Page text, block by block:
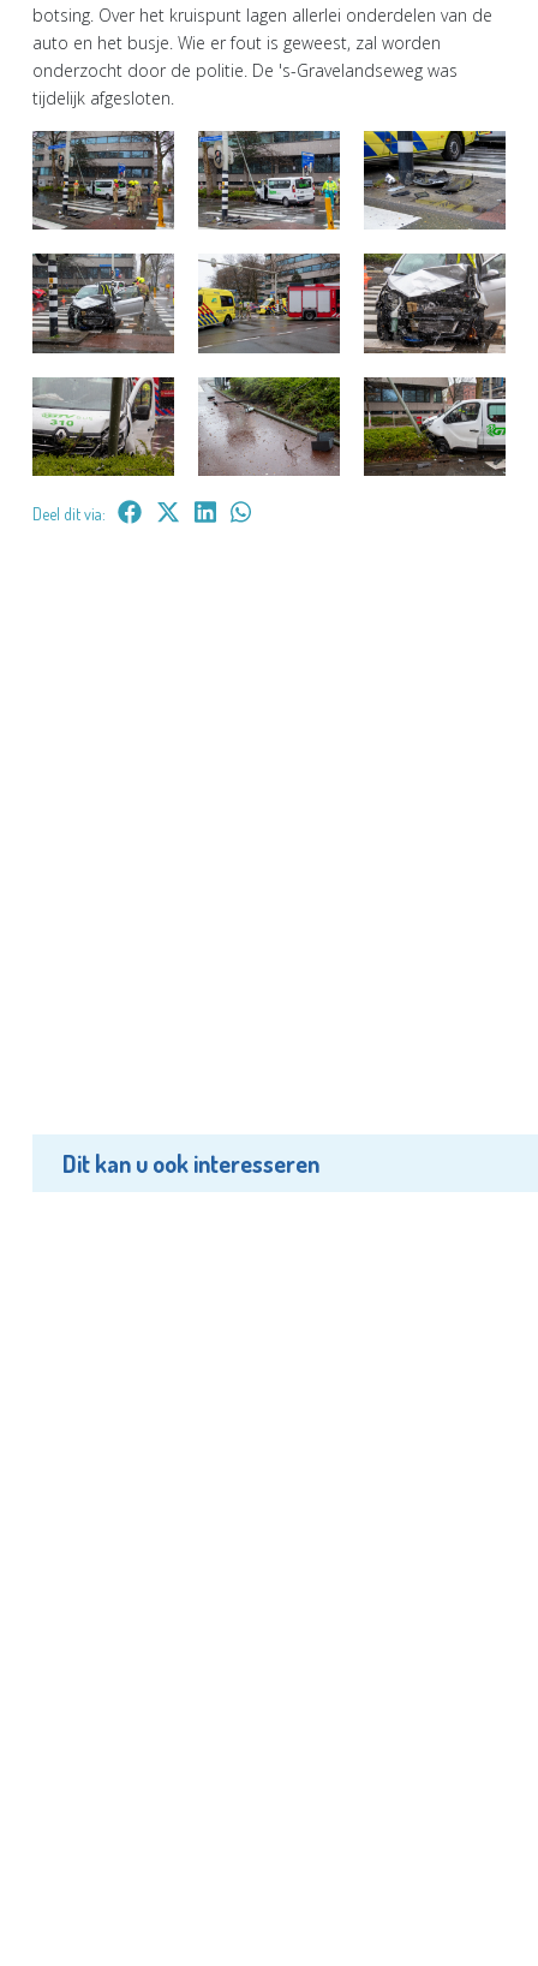
botsing. Over het kruispunt lagen allerlei onderdelen van de
auto en het busje. Wie er fout is geweest, zal worden
onderzocht door de politie. De 's-Gravelandseweg was
tijdelijk afgesloten.
Deel dit via:
Dit kan u ook interesseren